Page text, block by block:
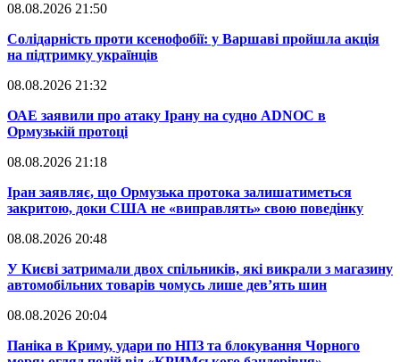
08.08.2026 21:50
​Солідарність проти ксенофобії: у Варшаві пройшла акція
на підтримку українців
08.08.2026 21:32
​ОАЕ заявили про атаку Ірану на судно ADNOC в
Ормузькій протоці
08.08.2026 21:18
​Іран заявляє, що Ормузька протока залишатиметься
закритою, доки США не «виправлять» свою поведінку
08.08.2026 20:48
​У Києві затримали двох спільників, які викрали з магазину
автомобільних товарів чомусь лише дев’ять шин
08.08.2026 20:04
Паніка в Криму, удари по НПЗ та блокування Чорного